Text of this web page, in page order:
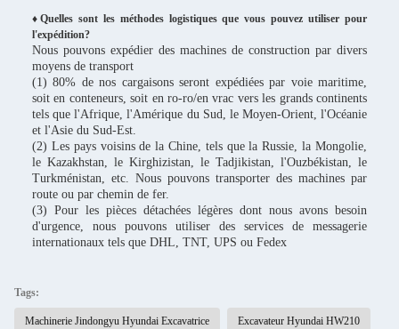
♦Quelles sont les méthodes logistiques que vous pouvez utiliser pour
l'expédition?
Nous pouvons expédier des machines de construction par divers
moyens de transport
(1) 80% de nos cargaisons seront expédiées par voie maritime,
soit en conteneurs, soit en ro-ro/en vrac vers les grands continents
tels que l'Afrique, l'Amérique du Sud, le Moyen-Orient, l'Océanie
et l'Asie du Sud-Est.
(2) Les pays voisins de la Chine, tels que la Russie, la Mongolie,
le Kazakhstan, le Kirghizistan, le Tadjikistan, l'Ouzbékistan, le
Turkménistan, etc. Nous pouvons transporter des machines par
route ou par chemin de fer.
(3) Pour les pièces détachées légères dont nous avons besoin
d'urgence, nous pouvons utiliser des services de messagerie
internationaux tels que DHL, TNT, UPS ou Fedex
Tags:
Machinerie Jindongyu Hyundai Excavatrice Excavateur Hyundai HW210